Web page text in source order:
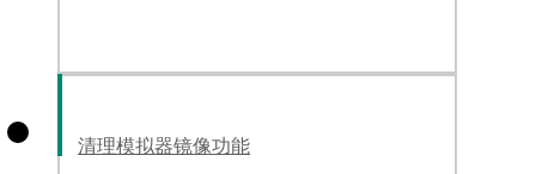
清理模拟器镜像功能